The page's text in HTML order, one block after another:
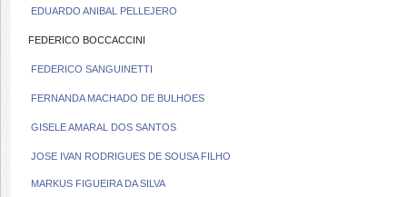
EDUARDO ANIBAL PELLEJERO
FEDERICO BOCCACCINI
FEDERICO SANGUINETTI
FERNANDA MACHADO DE BULHOES
GISELE AMARAL DOS SANTOS
JOSE IVAN RODRIGUES DE SOUSA FILHO
MARKUS FIGUEIRA DA SILVA